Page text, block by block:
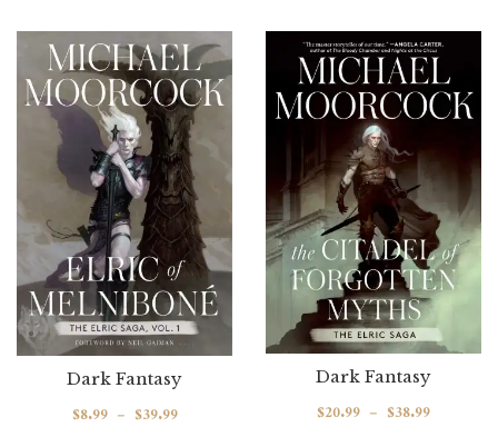
Dark Fantasy
$8.99 – $39.99
Dark Fantasy
$20.99 – $38.99